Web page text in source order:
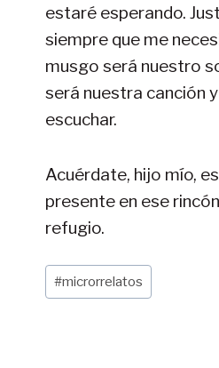
estaré esperando.
siempre que me
musgo será nuestro
será nuestra canción
escuchar.
Acuérdate, hijo mío,
presente en ese
refugio.
Etiquetas
de
#microrrelatos